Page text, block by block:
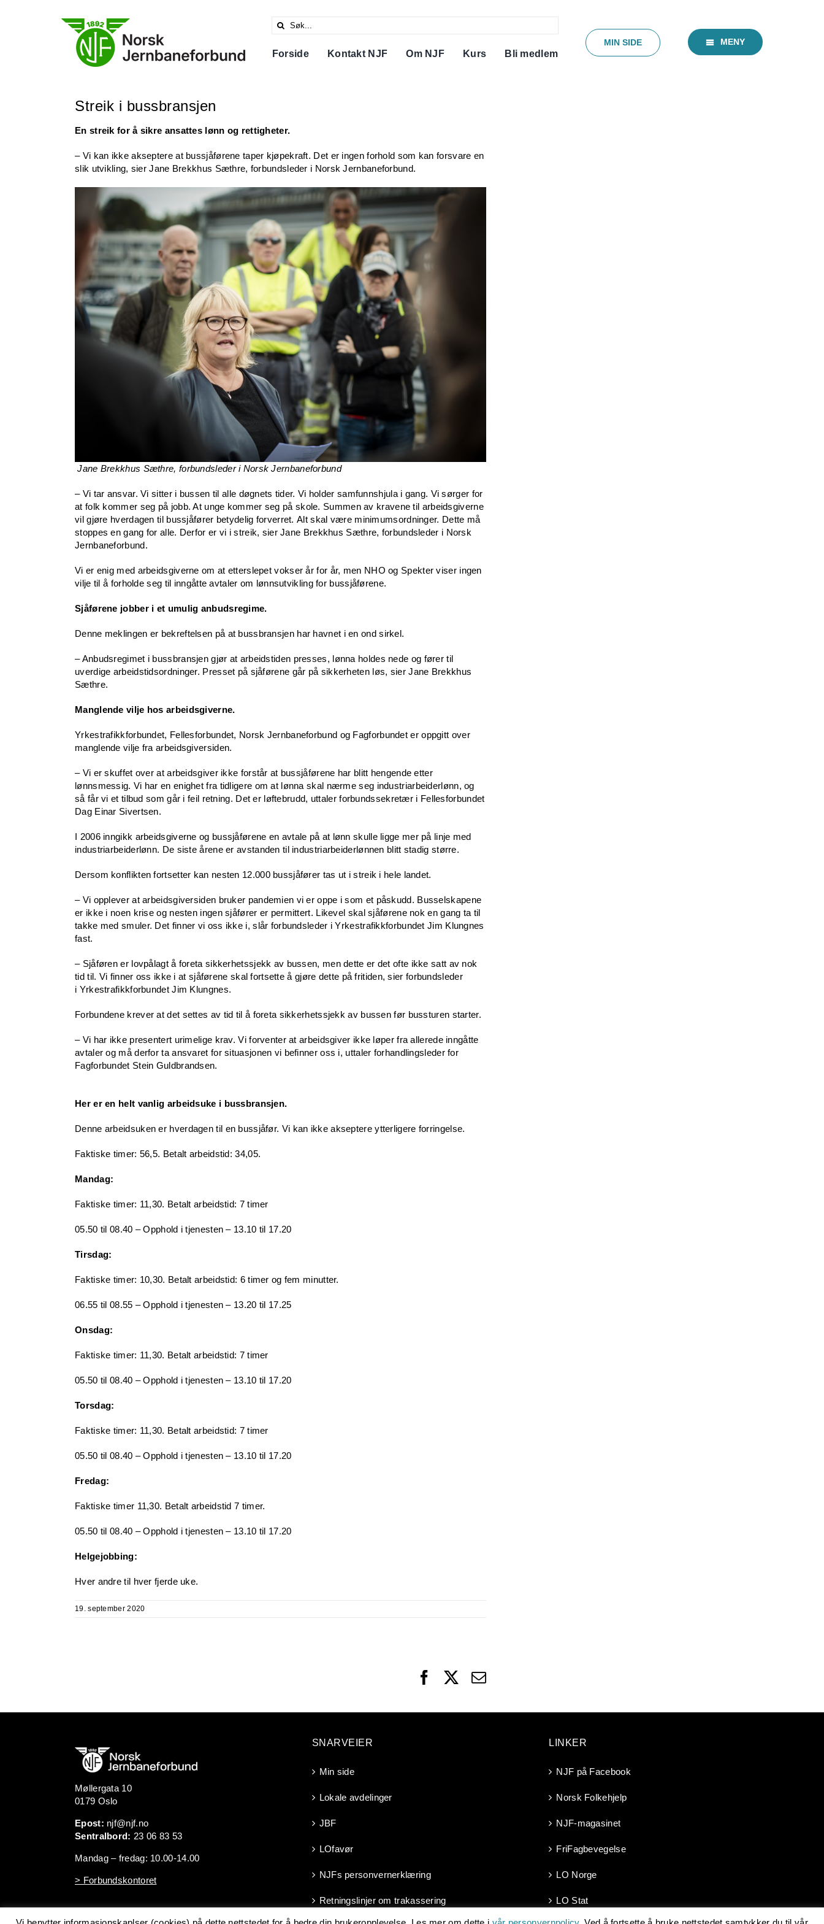
Search
Forside
Kontakt NJF Om NJF Kurs Bli medlem
MIN SIDE MENY
Streik i bussbransjen
En streik for å sikre ansattes lønn og rettigheter.
– Vi kan ikke akseptere at bussjåførene taper kjøpekraft. Det er ingen forhold som kan forsvare en
slik utvikling, sier Jane Brekkhus Sæthre, forbundsleder i Norsk Jernbaneforbund.
Jane Brekkhus Sæthre, forbundsleder i Norsk Jernbaneforbund
– Vi tar ansvar. Vi sitter i bussen til alle døgnets tider. Vi holder samfunnshjula i gang. Vi sørger for
at folk kommer seg på jobb. At unge kommer seg på skole. Summen av kravene til arbeidsgiverne
vil gjøre hverdagen til bussjåfører betydelig forverret. Alt skal være minimumsordninger. Dette må
stoppes en gang for alle. Derfor er vi i streik, sier Jane Brekkhus Sæthre, forbundsleder i Norsk
Jernbaneforbund.
Vi er enig med arbeidsgiverne om at etterslepet vokser år for år, men NHO og Spekter viser ingen
vilje til å forholde seg til inngåtte avtaler om lønnsutvikling for bussjåførene.
Sjåførene jobber i et umulig anbudsregime.
Denne meklingen er bekreftelsen på at bussbransjen har havnet i en ond sirkel.
– Anbudsregimet i bussbransjen gjør at arbeidstiden presses, lønna holdes nede og fører til
uverdige arbeidstidsordninger. Presset på sjåførene går på sikkerheten løs, sier Jane Brekkhus
Sæthre.
Manglende vilje hos arbeidsgiverne.
Yrkestrafikkforbundet, Fellesforbundet, Norsk Jernbaneforbund og Fagforbundet er oppgitt over
manglende vilje fra arbeidsgiversiden.
– Vi er skuffet over at arbeidsgiver ikke forstår at bussjåførene har blitt hengende etter
lønnsmessig. Vi har en enighet fra tidligere om at lønna skal nærme seg industriarbeiderlønn, og
så får vi et tilbud som går i feil retning. Det er løftebrudd, uttaler forbundssekretær i Fellesforbundet
Dag Einar Sivertsen.
I 2006 inngikk arbeidsgiverne og bussjåførene en avtale på at lønn skulle ligge mer på linje med
industriarbeiderlønn. De siste årene er avstanden til industriarbeiderlønnen blitt stadig større.
Dersom konflikten fortsetter kan nesten 12.000 bussjåfører tas ut i streik i hele landet.
– Vi opplever at arbeidsgiversiden bruker pandemien vi er oppe i som et påskudd. Busselskapene
er ikke i noen krise og nesten ingen sjåfører er permittert. Likevel skal sjåførene nok en gang ta til
takke med smuler. Det finner vi oss ikke i, slår forbundsleder i Yrkestrafikkforbundet Jim Klungnes
fast.
– Sjåføren er lovpålagt å foreta sikkerhetssjekk av bussen, men dette er det ofte ikke satt av nok
tid til. Vi finner oss ikke i at sjåførene skal fortsette å gjøre dette på fritiden, sier forbundsleder
i Yrkestrafikkforbundet Jim Klungnes.
Forbundene krever at det settes av tid til å foreta sikkerhetssjekk av bussen før bussturen starter.
– Vi har ikke presentert urimelige krav. Vi forventer at arbeidsgiver ikke løper fra allerede inngåtte
avtaler og må derfor ta ansvaret for situasjonen vi befinner oss i, uttaler forhandlingsleder for
Fagforbundet Stein Guldbrandsen.
Her er en helt vanlig arbeidsuke i bussbransjen.
Denne arbeidsuken er hverdagen til en bussjåfør. Vi kan ikke akseptere ytterligere forringelse.
Faktiske timer: 56,5. Betalt arbeidstid: 34,05.
Mandag:
Faktiske timer: 11,30. Betalt arbeidstid: 7 timer
05.50 til 08.40 – Opphold i tjenesten – 13.10 til 17.20
Tirsdag:
Faktiske timer: 10,30. Betalt arbeidstid: 6 timer og fem minutter.
06.55 til 08.55 – Opphold i tjenesten – 13.20 til 17.25
Onsdag:
Faktiske timer: 11,30. Betalt arbeidstid: 7 timer
05.50 til 08.40 – Opphold i tjenesten – 13.10 til 17.20
Torsdag:
Faktiske timer: 11,30. Betalt arbeidstid: 7 timer
05.50 til 08.40 – Opphold i tjenesten – 13.10 til 17.20
Fredag:
Faktiske timer 11,30. Betalt arbeidstid 7 timer.
05.50 til 08.40 – Opphold i tjenesten – 13.10 til 17.20
Helgejobbing:
Hver andre til hver fjerde uke.
19. september 2020
FacebookEmail
Møllergata 10
0179 Oslo
Epost: njf@njf.no
Sentralbord: 23 06 83 53
Mandag – fredag: 10.00-14.00
> Forbundskontoret
SNARVEIER
Min side
Lokale avdelinger
JBF
LOfavør
NJFs personvernerklæring
Retningslinjer om trakassering
LINKER
NJF på Facebook
Norsk Folkehjelp
NJF-magasinet
FriFagbevegelse
LO Norge
LO Stat